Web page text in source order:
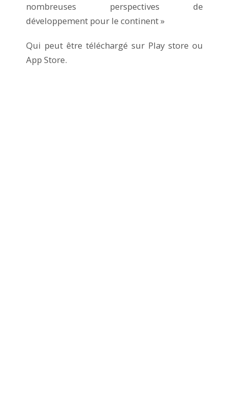
nombreuses perspectives de
développement pour le continent »
Qui peut être téléchargé sur Play store ou
App Store.